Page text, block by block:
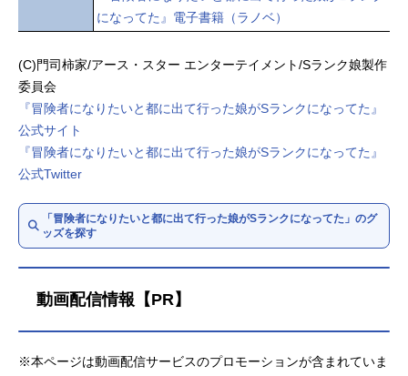
になってた』電子書籍（ラノベ）
(C)門司柿家/アース・スター エンターテイメント/Sランク娘製作
委員会
『冒険者になりたいと都に出て行った娘がSランクになってた』
公式サイト
『冒険者になりたいと都に出て行った娘がSランクになってた』
公式Twitter
「冒険者になりたいと都に出て行った娘がSランクになってた」のグ
ッズを探す
動画配信情報【PR】
※本ページは動画配信サービスのプロモーションが含まれていま